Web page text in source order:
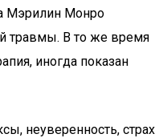
Мэрилин Монро
травмы. В то же время
иногда показан
неуверенность, страх